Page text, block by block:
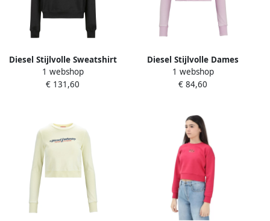
Diesel Stijlvolle Sweatshirt
voor Mannen Black Dames
1 webshop
€ 131,60
Diesel Stijlvolle Dames
Pullover Sweatshirt Pink
Dames
1 webshop
€ 84,60